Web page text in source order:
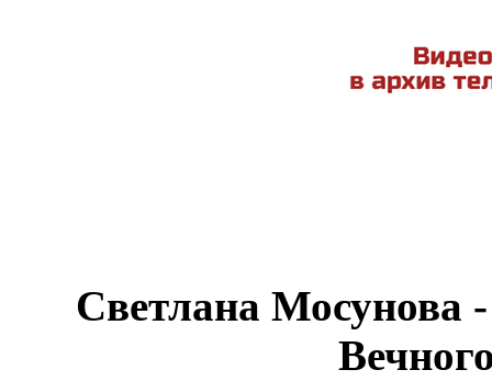
Светлана Мосунова